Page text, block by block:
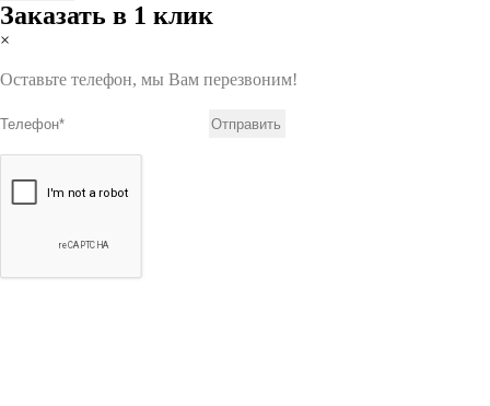
Заказать в 1 клик
×
Оставьте телефон, мы Вам перезвоним!